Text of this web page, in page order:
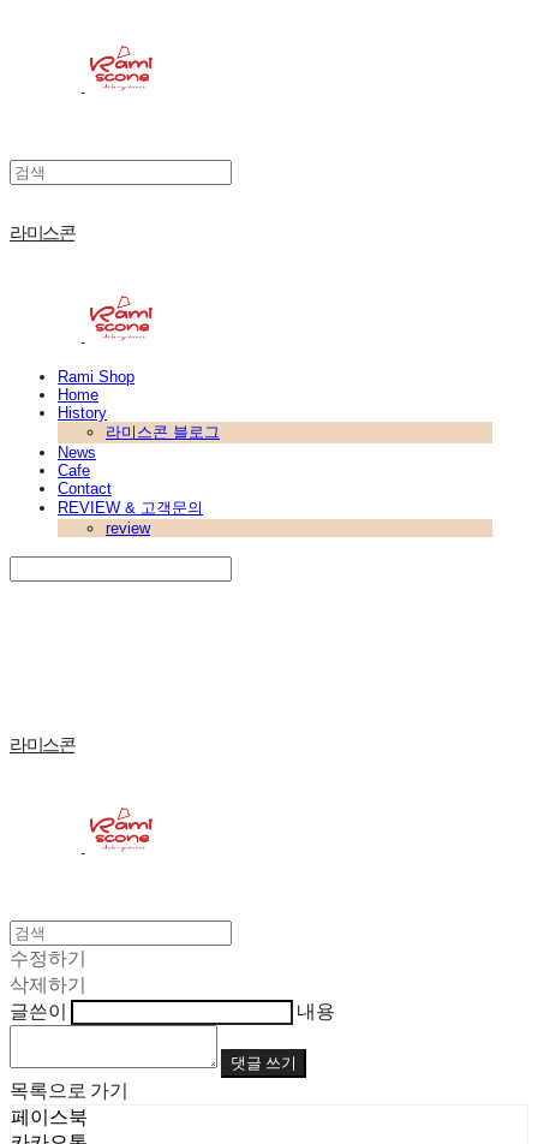
라미스콘
Rami Shop
Home
History
라미스콘 블로그
News
Cafe
Contact
REVIEW & 고객문의
review
라미스콘
수정하기
삭제하기
글쓴이
내용
댓글 쓰기
목록으로 가기
페이스북